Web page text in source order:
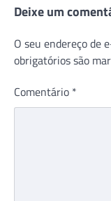
Deixe um
O seu endereço de
obrigatórios são
Comentário *